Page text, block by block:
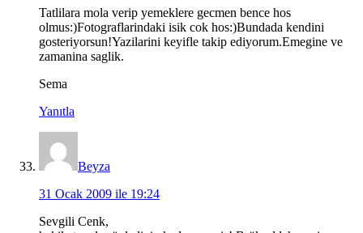
Tatlilara mola verip yemeklere gecmen bence hos
olmus:)Fotograflarindaki isik cok hos:)Bundada kendini
gosteriyorsun!Yazilarini keyifle takip ediyorum.Emegine ve
zamanina saglik.
Sema
Yanıtla
Beyza
31 Ocak 2009 ile 19:24
Sevgili Cenk,